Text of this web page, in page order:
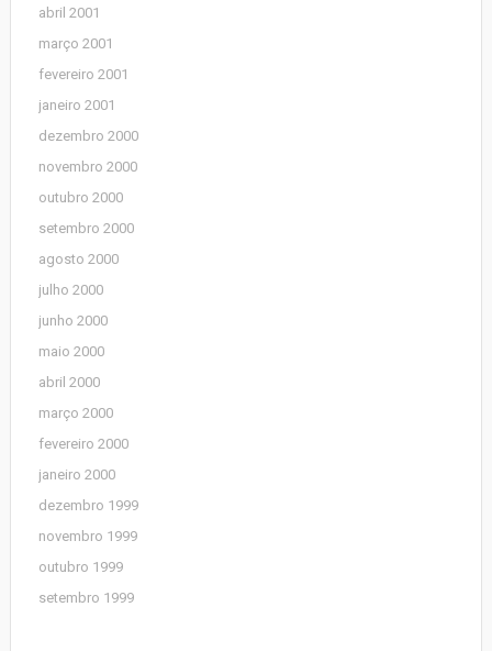
abril 2001
março 2001
fevereiro 2001
janeiro 2001
dezembro 2000
novembro 2000
outubro 2000
setembro 2000
agosto 2000
julho 2000
junho 2000
maio 2000
abril 2000
março 2000
fevereiro 2000
janeiro 2000
dezembro 1999
novembro 1999
outubro 1999
setembro 1999